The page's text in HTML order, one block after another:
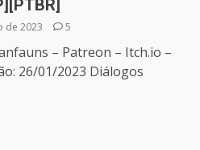
de 2023 5
– Patreon – Itch.io –
26/01/2023 Diálogos